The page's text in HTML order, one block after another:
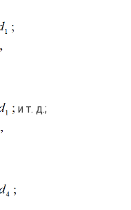
и т. д.;